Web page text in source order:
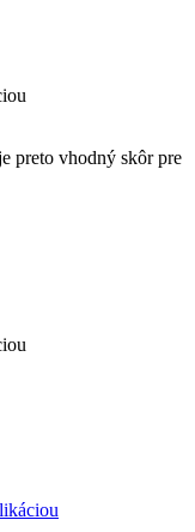
preto vhodný skôr pre